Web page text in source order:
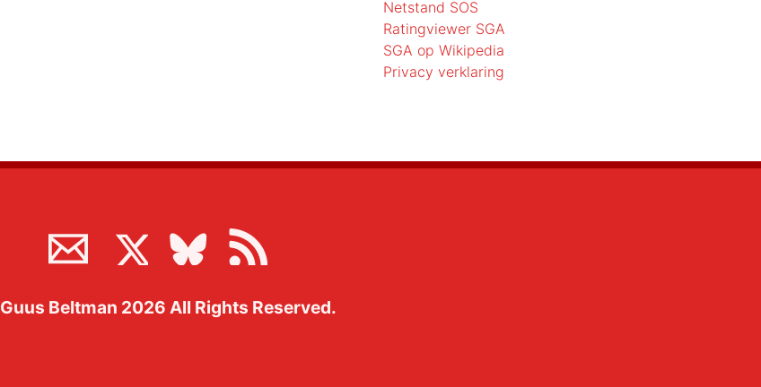
Netstand SOS
Ratingviewer SGA
SGA op Wikipedia
Privacy verklaring
Guus Beltman 2026 All Rights Reserved.